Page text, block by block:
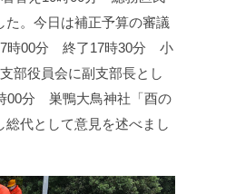
。 今日は補正予算の審議
時00分 終了17時30分 小
部役員会に副支部長とし
00分 巣鴨大鳥神社「酉の
代として意見を述べまし